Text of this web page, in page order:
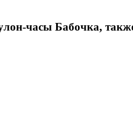
часы Бабочка,